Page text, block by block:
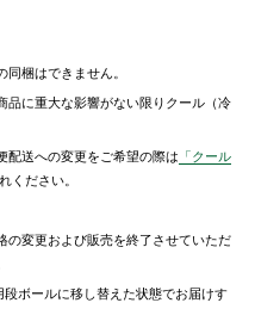
梱はできません。
品に重大な影響がない限りクール（冷
配送への変更をご希望の際は 「クール
ください。
の変更および販売を終了させていただ
ボールに移し替えた状態でお届けす